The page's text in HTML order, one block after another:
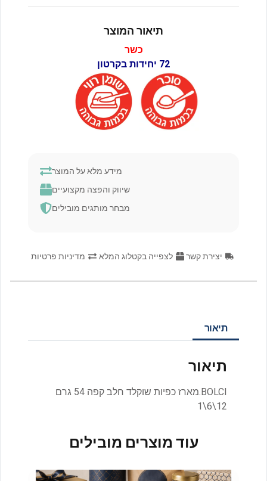
תיאור המוצר
כשר
72 יחידות בקרטון
מידע מלא על המוצר
שיווק והפצה מקצועיים
מבחר מותגים מובילים
יצירת קשר לצפייה בקטלוג המלא מדיניות פרטיות
תיאור
תיאור
BOLCI.מארז כפיות שוקלד חלב קפה 54 גרם
12\6\1
עוד מוצרים מובילים